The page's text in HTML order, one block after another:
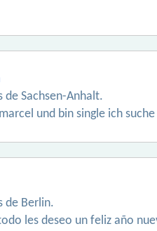
de Sachsen-Anhalt.
und bin single ich
de Berlin.
les deseo un feliz año